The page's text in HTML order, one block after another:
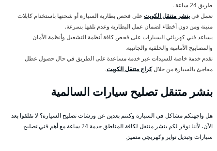
طريق 24 ساعة .
نعمل فيبنشر متنقل الكويت على فحص بطارية السيارة أو شحنها باستخدام كابلات
متينة ومن دون أخطاء لضمان عمل البطارية وعدم تلفها بسرعة.
يساعد فني كهربائي السيارات على فحص كافة أنظمة التشغيل وأنظمة الأمان
والمصابيح الأمامية والخلفية والجانبية.
نقدم خدمة خاصة للسيدات عبر خدمة مساعدة على الطريق في حال حصول عطل
مفاجئ بالسيارة من خلالكراج متنقل الكويت.
بنشر متنقل تصليح سيارات السالمية
هل واجهتكم مشاكل في السيارة وكنتم بعدين عن ورشات تصليح السيارة؟ لا تقلقوا بعد
الآن، لأننا نوفر لكم بنشر متنقل لكافة المناطق خدمة 24 ساعة مع أهم فني تصليح
سيارات وتبديل تواير وكهربجي متميز.